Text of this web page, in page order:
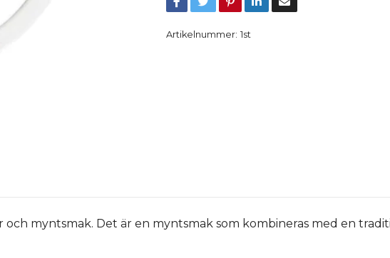
Artikelnummer: 1st
myntsmak. Det är en myntsmak som kombineras med en